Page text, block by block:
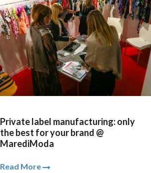
Private label manufacturing: only
the best for your brand @
MarediModa
Read More